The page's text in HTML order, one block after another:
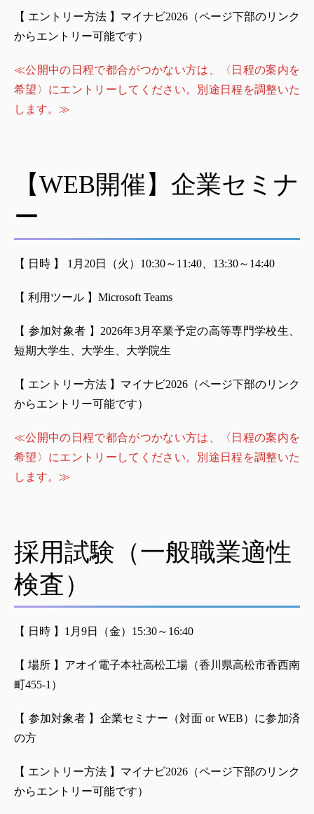
【 エントリー方法 】マイナビ2026（ページ下部のリンク
からエントリー可能です）
≪公開中の日程で都合がつかない方は、〈日程の案内を
希望〉にエントリーしてください。別途日程を調整いた
します。≫
【WEB開催】企業セミナ
ー
【 日時 】 1月20日（火）10:30～11:40、13:30～14:40
【 利用ツール 】Microsoft Teams
【 参加対象者 】2026年3月卒業予定の高等専門学校生、
短期大学生、大学生、大学院生
【 エントリー方法 】マイナビ2026（ページ下部のリンク
からエントリー可能です）
≪公開中の日程で都合がつかない方は、〈日程の案内を
希望〉にエントリーしてください。別途日程を調整いた
します。≫
採用試験（一般職業適性
検査）
【 日時 】1月9日（金）15:30～16:40
【 場所 】アオイ電子本社高松工場（香川県高松市香西南
町455-1）
【 参加対象者 】企業セミナー（対面 or WEB）に参加済
の方
【 エントリー方法 】マイナビ2026（ページ下部のリンク
からエントリー可能です）